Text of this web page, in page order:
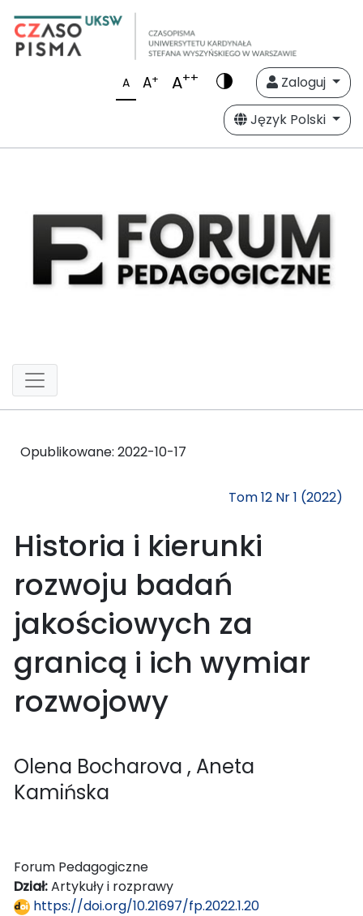
A A+ A++
Zaloguj
Język Polski
Opublikowane: 2022-10-17
Tom 12 Nr 1 (2022)
Historia i kierunki
rozwoju badań
jakościowych za
granicą i ich wymiar
rozwojowy
Olena Bocharova , Aneta
Kamińska
Forum Pedagogiczne
Dział:Artykuły i rozprawy
https://doi.org/10.21697/fp.2022.1.20